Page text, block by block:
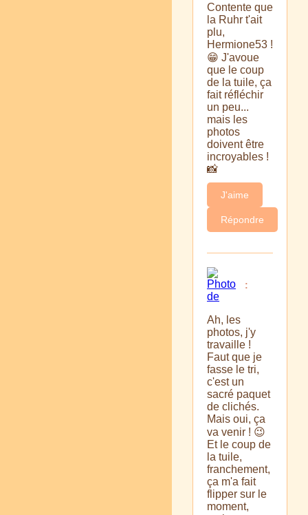
Contente que
la Ruhr t'ait
plu,
Hermione53 !
😁 J'avoue
que le coup
de la tuile, ça
fait réfléchir
un peu...
mais les
photos
doivent être
incroyables !
📸
J'aime
Répondre
:
Ah, les
photos, j'y
travaille !
Faut que je
fasse le tri,
c'est un
sacré paquet
de clichés.
Mais oui, ça
va venir ! 😉
Et le coup de
la tuile,
franchement,
ça m'a fait
flipper sur le
moment,